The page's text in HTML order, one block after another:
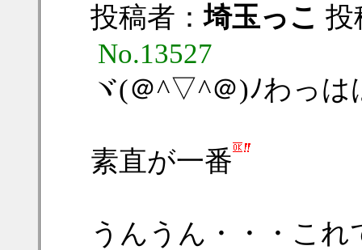
投稿者：埼玉っこ 投
No.13527
ヾ(＠^▽^＠)ﾉわっは
素直が一番
うんうん・・・こ